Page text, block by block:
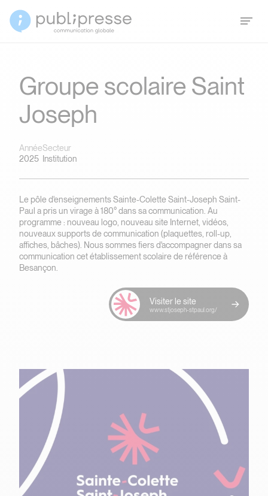
Groupe scolaire Saint
Joseph
Année
2025
Secteur
Institution
Le pôle d'enseignements Sainte-Colette Saint-Joseph Saint-
Paul a pris un virage à 180° dans sa communication. Au
programme : nouveau logo, nouveau site Internet, vidéos,
nouveaux supports de communication (plaquettes, roll-up,
affiches, bâches). Nous sommes fiers d'accompagner dans sa
communication cet établissement scolaire de référence à
Besançon.
Visiter le site
www.stjoseph-stpaul.org/